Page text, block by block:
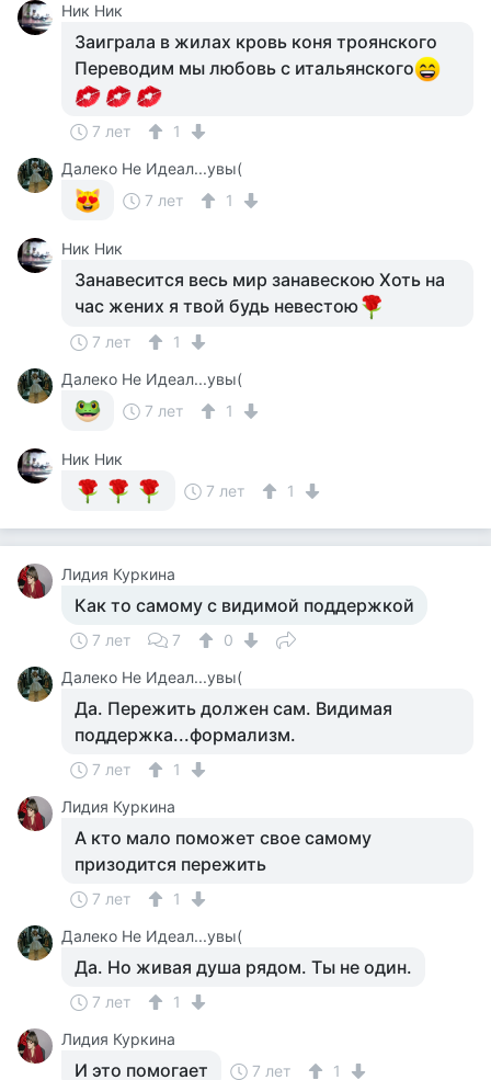
Ник Ник
Заиграла в жилах кровь коня троянского
Переводим мы любовь с итальянского
7 лет
1
Далеко Не Идеал...увы(
7 лет
1
Ник Ник
Занавесится весь мир занавескою Хоть на
час жених я твой будь невестою
7 лет
1
Далеко Не Идеал...увы(
7 лет
1
Ник Ник
7 лет
1
Лидия Куркина
Как то самому с видимой поддержкой
7 лет 7
0
Далеко Не Идеал...увы(
Да. Пережить должен сам. Видимая
поддержка...формализм.
7 лет
1
Лидия Куркина
А кто мало поможет свое самому
призодится пережить
7 лет
1
Далеко Не Идеал...увы(
Да. Но живая душа рядом. Ты не один.
7 лет
1
Лидия Куркина
И это помогает 7 лет 1